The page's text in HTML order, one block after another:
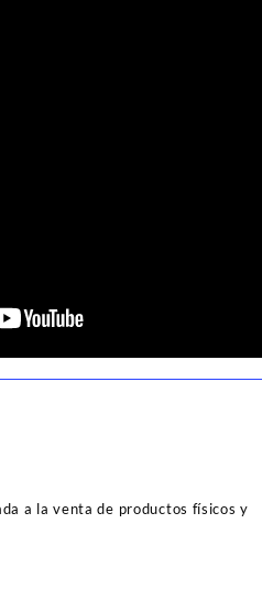
a la venta de productos físicos y